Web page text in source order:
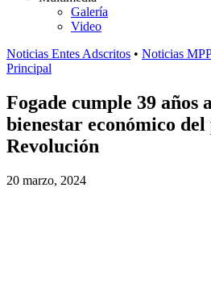
Galería
Video
Noticias Entes Adscritos • Noticias
Principal
Fogade cumple 39 años
bienestar económico del
Revolución
20 marzo, 2024